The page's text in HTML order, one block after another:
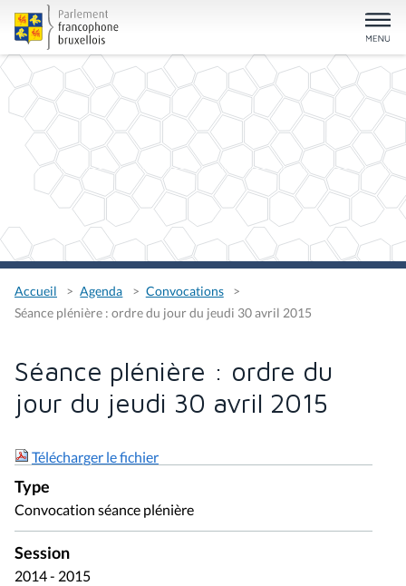
Accueil Agenda
Convocations
Séance plénière : ordre du jour du jeudi 30 avril 2015
Séance plénière : ordre du
jour du jeudi 30 avril 2015
Télécharger le fichier
Type
Convocation séance plénière
Session
2014 - 2015